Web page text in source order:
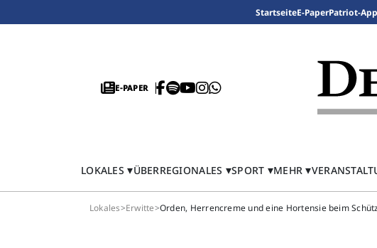
StartseiteE-PaperPatriot-App
E-PAPER
LOKALES ÜBERREGIONALES SPORT MEHR
Lokales>Erwitte>Orden, Herrencreme und eine Hortensie beim